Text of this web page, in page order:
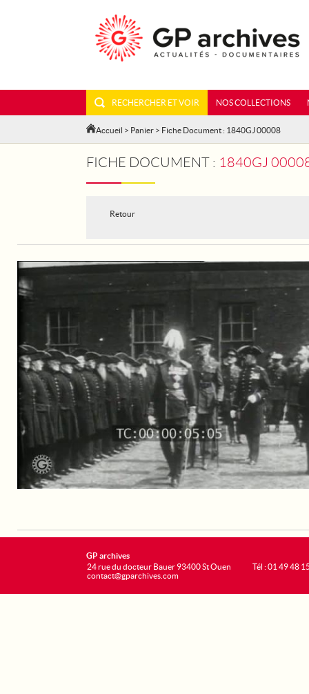
RECHERCHER ET VOIR NOS COLLECTIONS
Accueil > Panier > Fiche Document : 1840GJ 00008
FICHE DOCUMENT : 1840GJ 00008 -
Retour
GP archives
24 rue du docteur Bauer 93400 St Ouen
contact@gparchives.com
Tél : 01 49 48